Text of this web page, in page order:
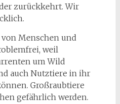
zurückkehrt. Wir
Menschen und
weil
um Wild
auch Nutztiere in ihr
Großraubtiere
gefährlich werden.